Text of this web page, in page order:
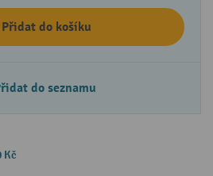
Přidat do košíku
do seznamu
Kč